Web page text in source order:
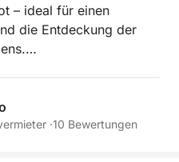
– ideal für einen
die Entdeckung der
jedoch auf 9–
·10 Bewertungen